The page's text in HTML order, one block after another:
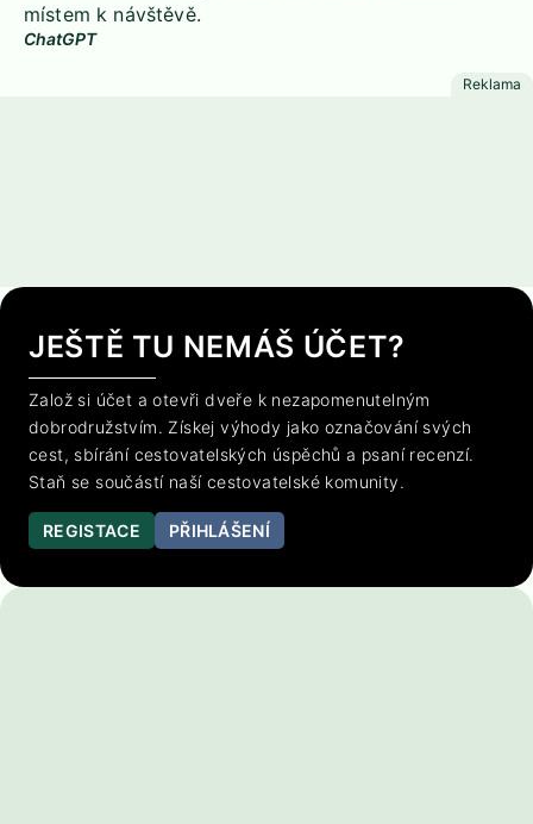
místem k návštěvě.
ChatGPT
JEŠTĚ TU NEMÁŠ ÚČET?
Založ si účet a otevři dveře k nezapomenutelným
dobrodružstvím. Získej výhody jako označování svých
cest, sbírání cestovatelských úspěchů a psaní recenzí.
Staň se součástí naší cestovatelské komunity.
REGISTACE PŘIHLÁŠENÍ